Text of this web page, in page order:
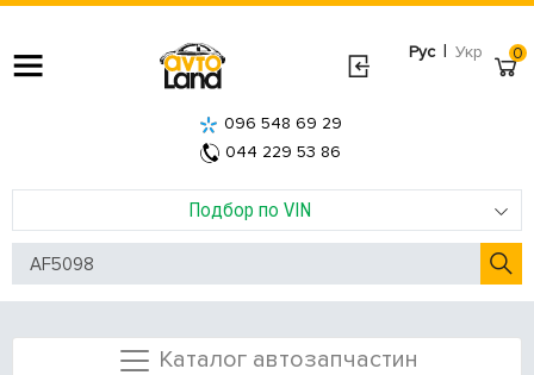
Рус | Укр
Подбор по VIN
096 548 69 29
044 229 53 86
0
Каталог автозапчастин